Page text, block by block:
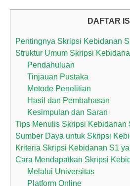
DAFTAR
Pentingnya Skripsi Kebidanan
Struktur Umum Skripsi
Pendahuluan
Tinjauan Pustaka
Metode Penelitian
Hasil dan Pembahasan
Kesimpulan dan Saran
Tips Menulis Skripsi Kebidanan
Sumber Daya untuk Skripsi
Kriteria Skripsi Kebidanan S1
Cara Mendapatkan Skripsi
Melalui Universitas
Platform Online